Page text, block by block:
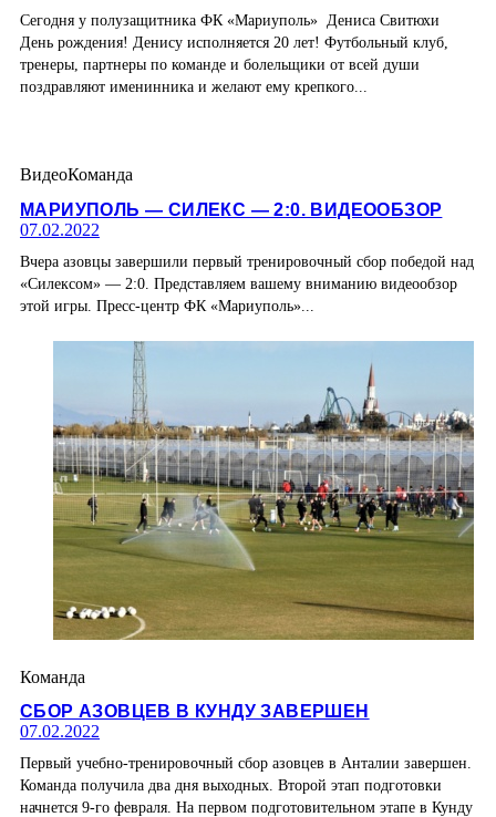
Сегодня у полузащитника ФК «Мариуполь» Дениса Свитюхи
День рождения! Денису исполняется 20 лет! Футбольный клуб,
тренеры, партнеры по команде и болельщики от всей души
поздравляют именинника и желают ему крепкого...
ВидеоКоманда
МАРИУПОЛЬ — СИЛЕКС — 2:0. ВИДЕООБЗОР
07.02.2022
Вчера азовцы завершили первый тренировочный сбор победой над
«Силексом» — 2:0. Представляем вашему вниманию видеообзор
этой игры. Пресс-центр ФК «Мариуполь»...
Команда
СБОР АЗОВЦЕВ В КУНДУ ЗАВЕРШЕН
07.02.2022
Первый учебно-тренировочный сбор азовцев в Анталии завершен.
Команда получила два дня выходных. Второй этап подготовки
начнется 9-го февраля. На первом подготовительном этапе в Кунду